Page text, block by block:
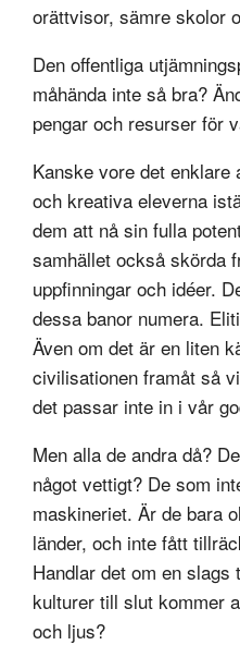
orättvisor, sämre skolor
Den offentliga
måhända inte så bra?
pengar och resurser för
Kanske vore det
och kreativa eleverna
dem att nå sin fulla
samhället också skörda
uppfinningar och idéer.
dessa banor numera.
Även om det är en liten
civilisationen framåt så
det passar inte in i vår
Men alla de andra då?
något vettigt? De som
maskineriet. Är de bara
länder, och inte fått
Handlar det om en
kulturer till slut kommer
och ljus?